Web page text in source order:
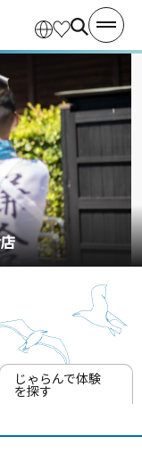
じゃらんで体験
を探す